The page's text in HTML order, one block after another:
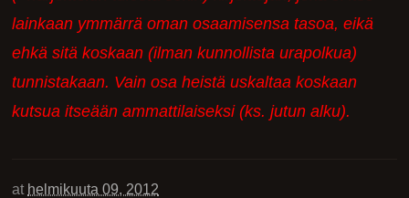
lainkaan ymmärrä oman osaamisensa tasoa, eikä
ehkä sitä koskaan (ilman kunnollista urapolkua)
tunnistakaan. Vain osa heistä uskaltaa koskaan
kutsua itseään ammattilaiseksi (ks. jutun alku).
at helmikuuta 09, 2012